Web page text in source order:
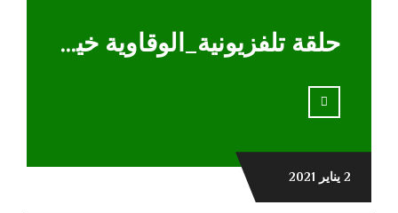
حلقة تلفزيونية_الوقاوية خير من العلاج _جدد حياتك
2 يناير 2021